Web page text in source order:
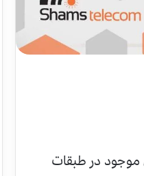
موجود در طبقات